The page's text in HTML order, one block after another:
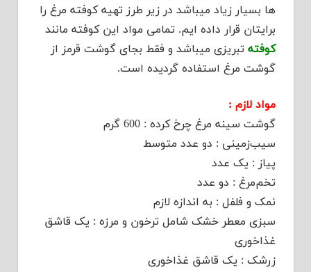
ها بسیار زیاد میباشد در زیر طرز تهیه کوفته مرغ را
برایتان قرار داده ایم. تمامی مواد این کوفته مانند
کوفته تبریزی میباشد و فقط بجای گوشت قرمز از
گوشت مرغ استفاده گردیده است.
مواد لازم :
گوشت سینه مرغ چرخ کرده : 600 گرم
سیب‌زمینی : دو عدد متوسط
پیاز : یک عدد
تخم‌مرغ : دو عدد
نمک و فلفل : به اندازه لازم
سبزی معطر خشک شامل ترخون و مرزه : یک قاشق
غذا‌خوری
زرشک : یک قاشق غذا‌خوری